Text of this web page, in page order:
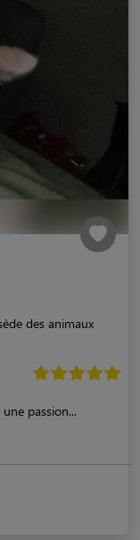
des animaux
passion...